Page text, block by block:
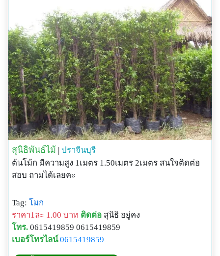
สุนิธิพันธ์ไม้
ปราจีนบุรี
ต้นโม้ก มีความสูง 1เมตร 1.50เมตร 2เมตร สนใจติดต่อ
สอบ ถามได้เลยคะ
Tag: โมก
ราคา1ละ 1.00 บาท ติดต่อ สุนิธิ อยู่คง
โทร. 0615419859 0615419859
เบอร์โทรไลน์ 0615419859